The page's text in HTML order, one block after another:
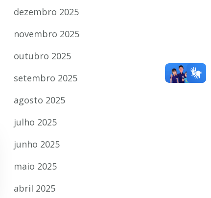
dezembro 2025
novembro 2025
outubro 2025
setembro 2025
agosto 2025
julho 2025
junho 2025
maio 2025
abril 2025